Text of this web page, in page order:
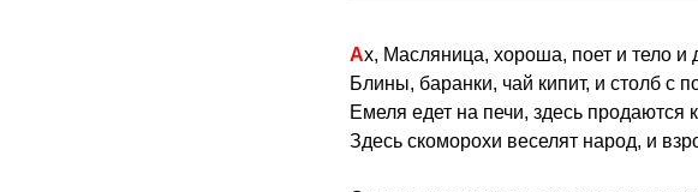
Ах, Масляница, хороша, поет и тело и
Блины, баранки, чай кипит, и столб с
Емеля едет на печи, здесь продаются
Здесь скоморохи веселят народ, и